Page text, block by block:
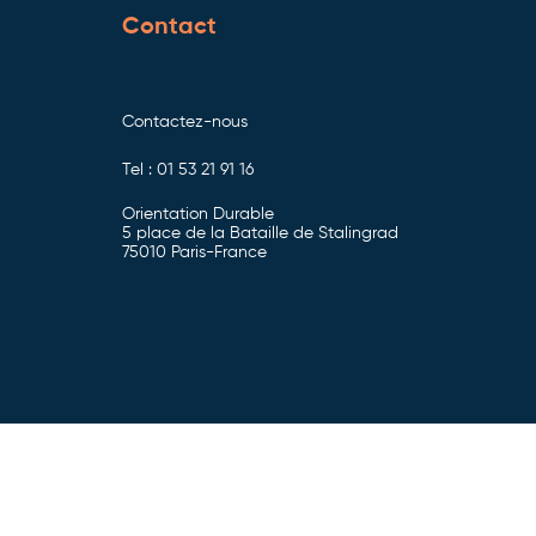
Contact
Contactez-nous
Tel : 01 53 21 91 16
Orientation Durable
5 place de la Bataille de Stalingrad
75010 Paris-France